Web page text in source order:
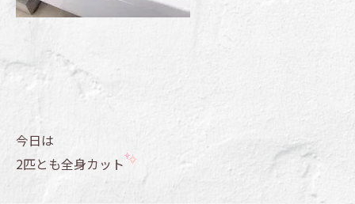
今日は
2匹とも全身カット